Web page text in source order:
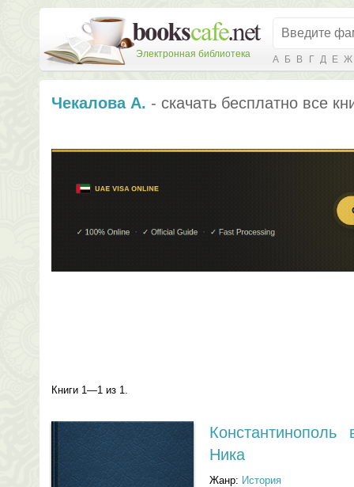
Электронная библиотека А Б В Г Д Е Ж
Чекалова А. - скачать бесплатно все
Книги 1—1 из 1.
Ника
Жанр: История